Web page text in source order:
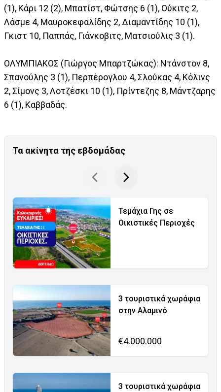
(1), Κάρι 12 (2), Μπατίστ, Φώτσης 6 (1), Ούκιτς 2,
Λάσμε 4, Μαυροκεφαλίδης 2, Διαμαντίδης 10 (1),
Γκιστ 10, Παππάς, Γιάνκοβιτς, Ματσιούλις 3 (1).
ΟΛΥΜΠΙΑΚΟΣ (Γιώργος Μπαρτζώκας): Ντάνστον 8,
Σπανούλης 3 (1), Περπέρογλου 4, Σλούκας 4, Κόλινς
2, Σίμονς 3, Λοτζέσκι 10 (1), Πρίντεζης 8, Μάντζαρης
6 (1), Καββαδάς.
Τα ακίνητα της εβδομάδας
Τεμάχια Γης σε
Οικιστικές Περιοχές
3 τουριστικά χωράφια
στην Αλαμινό
€4.000.000
3 τουριστικά χωράφια